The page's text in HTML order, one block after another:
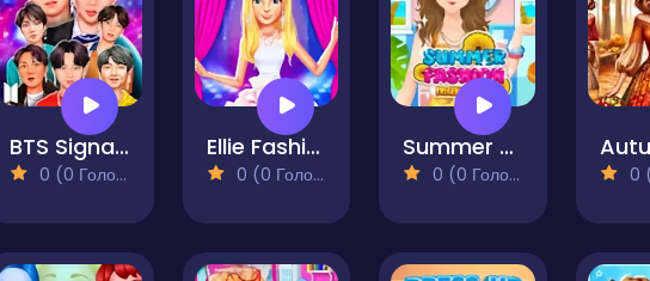
BTS Signature Fashion Style
0 (0 Голосів)
Ellie Fashion Fever
0 (0 Голосів)
Summer Fashion Makeover
0 (0 Голосів) 0